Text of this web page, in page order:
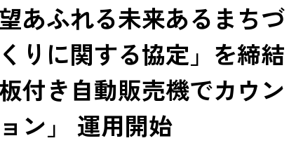
あふれる未来あるまち
りに関する協定」を締
付き自動販売機でカウ
ン」 運用開始